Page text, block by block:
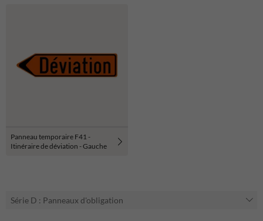
Panneau temporaire F41 -
Itinéraire de déviation - Gauche
Série D : Panneaux d'obligation